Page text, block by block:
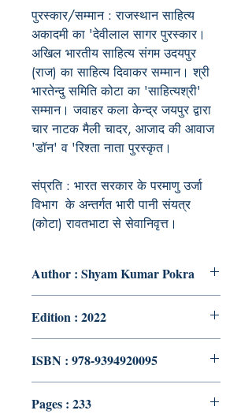
पुरस्कार/सम्मान : राजस्थान साहित्य
अकादमी का 'देवीलाल सागर पुरस्कार।
अखिल भारतीय साहित्य संगम उदयपुर
(राज) का साहित्य दिवाकर सम्मान। श्री
भारतेन्दु समिति कोटा का 'साहित्यश्री'
सम्मान। जवाहर कला केन्द्र जयपुर द्वारा
चार नाटक मैली चादर, आजाद की आवाज
'डॉन' व 'रिश्ता नाता पुरस्कृत।
संप्रति : भारत सरकार के परमाणु उर्जा
विभाग के अन्तर्गत भारी पानी संयत्र
(कोटा) रावतभाटासे सेवानिवृत्त ।
Author : Shyam Kumar Pokra
Edition : 2022
ISBN : 978-9394920095
Pages : 233